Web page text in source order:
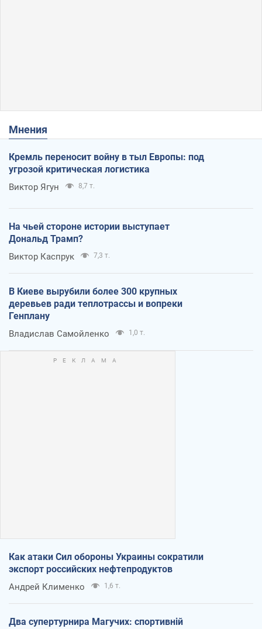
Мнения
Кремль переносит войну в тыл Европы: под
угрозой критическая логистика
Виктор Ягун 8,7 т.
На чьей стороне истории выступает
Дональд Трамп?
Виктор Каспрук 7,3 т.
В Киеве вырубили более 300 крупных
деревьев ради теплотрассы и вопреки
Генплану
Владислав Самойленко 1,0 т.
Как атаки Сил обороны Украины сократили
экспорт российских нефтепродуктов
Андрей Клименко 1,6 т.
Два супертурнира Магучих: спортивній